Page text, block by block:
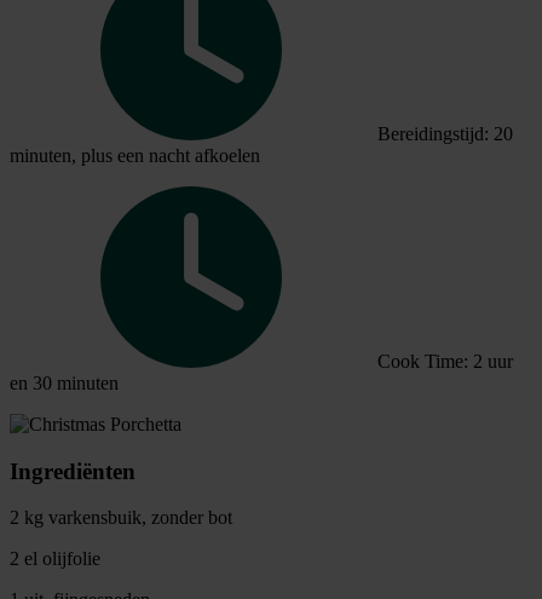
Bereidingstijd: 20
minuten, plus een nacht afkoelen
Cook Time: 2 uur
en 30 minuten
Ingrediënten
2 kg varkensbuik, zonder bot
2 el olijfolie